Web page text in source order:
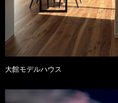
大館モデルハウス